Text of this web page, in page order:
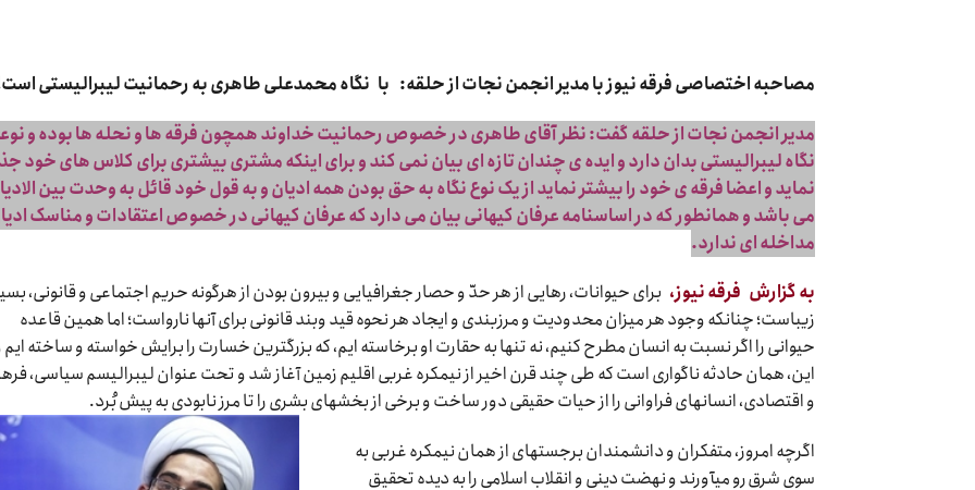
مصاحبه اختصاصی فرقه نیوز با مدیر انجمن نجات از حلقه: با نگاه محمدعلی طاهری به رحمانیت لیبرالیستی
مدیر انجمن نجات از حلقه گفت: نظر آقای طاهری در خصوص رحمانیت خداوند همچون فرقه ها و نحله ها بوده و
نگاه لیبرالیستی بدان دارد و ایده ی چندان تازه ای بیان نمی کند و برای اینکه مشتری بیشتری برای کلاس های خود
نماید و اعضا فرقه ی خود را بیشتر نماید از یک نوع نگاه به حق بودن همه ادیان و به قول خود قائل به وحدت بین
می باشد و همانطور که در اساسنامه عرفان کیهانی بیان می دارد که عرفان کیهانی در خصوص اعتقادات و مناسک
مداخله ای ندارد.
به گزارش فرقه نیوز، برای حیوانات، رهایی از هر حدّ و حصار جغرافیایی و بیرون بودن از هرگونه حریم اجتماعی و قانونی،
زیباست؛ چنان‏که وجود هر میزان محدودیت و مرزبندی و ایجاد هر نحوه قید وبند قانونی برای آن‏ها نارواست؛ اما همین قاعده
حیوانی را اگر نسبت به انسان مطرح کنیم، نه تنها به حقارت او برخاسته‏ ایم، که بزرگ‏ترین خسارت را برایش خواسته و ساخته ‏ایم
این، همان حادثه ناگواری است که طی چند قرن اخیر از نیمکره غربی اقلیم زمین آغاز شد و تحت عنوان لیبرالیسم سیاسی،
و اقتصادی، انسان‏های فراوانی را از حیات حقیقی دور ساخت و برخی از بخش‏های بشری را تا مرز نابودی به پیش بُرد.
اگرچه امروز، متفکران و دانشمندان برجسته‏ای از همان نیمکره غربی به
سوی شرق رو می‏آورند و نهضت دینی و انقلاب اسلامی را به دیده تحقیق